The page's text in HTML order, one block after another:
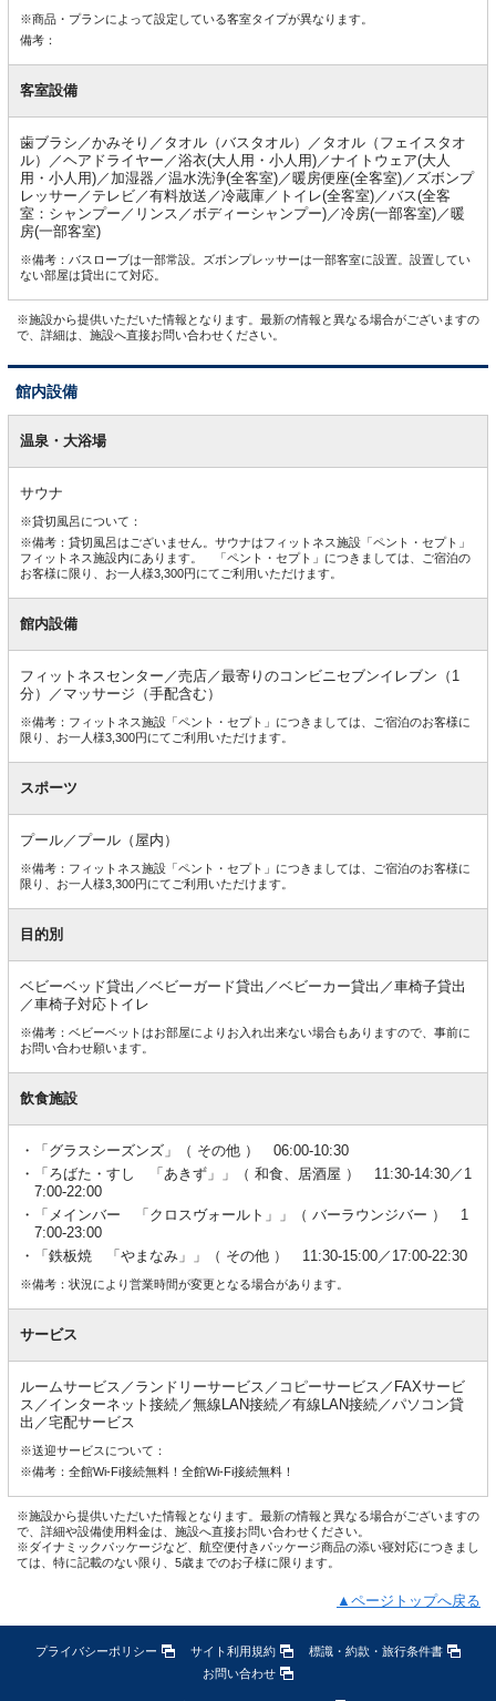
※商品・プランによって設定している客室タイプが異なります。
備考：
客室設備
歯ブラシ／かみそり／タオル（バスタオル）／タオル（フェイスタオ
ル）／ヘアドライヤー／浴衣(大人用・小人用)／ナイトウェア(大人
用・小人用)／加湿器／温水洗浄(全客室)／暖房便座(全客室)／ズボンプ
レッサー／テレビ／有料放送／冷蔵庫／トイレ(全客室)／バス(全客
室：シャンプー／リンス／ボディーシャンプー)／冷房(一部客室)／暖
房(一部客室)
※備考：バスローブは一部常設。ズボンプレッサーは一部客室に設置。設置してい
ない部屋は貸出にて対応。
※施設から提供いただいた情報となります。最新の情報と異なる場合がございますの
で、詳細は、施設へ直接お問い合わせください。
館内設備
内温泉・大浴場
サウナ
※貸切風呂について：
※備考：貸切風呂はございません。サウナはフィットネス施設「ペント・セプト」
フィットネス施設内にあります。 「ペント・セプト」につきましては、ご宿泊の
お客様に限り、お一人様3,300円にてご利用いただけます。
館内設備
フィットネスセンター／売店／最寄りのコンビニセブンイレブン（1
分）／マッサージ（手配含む）
※備考：フィットネス施設「ペント・セプト」につきましては、ご宿泊のお客様に
限り、お一人様3,300円にてご利用いただけます。
スポーツ
プール／プール（屋内）
※備考：フィットネス施設「ペント・セプト」につきましては、ご宿泊のお客様に
限り、お一人様3,300円にてご利用いただけます。
目的別
ベビーベッド貸出／ベビーガード貸出／ベビーカー貸出／車椅子貸出
／車椅子対応トイレ
※備考：ベビーベットはお部屋によりお入れ出来ない場合もありますので、事前に
お問い合わせ願います。
飲食施設
「グラスシーズンズ」（ その他 ） 06:00-10:30
「ろばた・すし 「あきず」」（ 和食、居酒屋 ） 11:30-14:30／1
7:00-22:00
「メインバー 「クロスヴォールト」」（ バーラウンジバー ） 1
7:00-23:00
「鉄板焼 「やまなみ」」（ その他 ） 11:30-15:00／17:00-22:30
※備考：状況により営業時間が変更となる場合があります。
サービス
ルームサービス／ランドリーサービス／コピーサービス／FAXサービ
ス／インターネット接続／無線LAN接続／有線LAN接続／パソコン貸
出／宅配サービス
※送迎サービスについて：
※備考：全館Wi-Fi接続無料！全館Wi-Fi接続無料！
※施設から提供いただいた情報となります。最新の情報と異なる場合がございますの
で、詳細や設備使用料金は、施設へ直接お問い合わせください。
※ダイナミックパッケージなど、航空便付きパッケージ商品の添い寝対応につきまし
ては、特に記載のない限り、5歳までのお子様に限ります。
▲ページトップへ戻る
プライバシーポリシー サイト利用規約
標識・約款・旅行条件書
お問い合わせ